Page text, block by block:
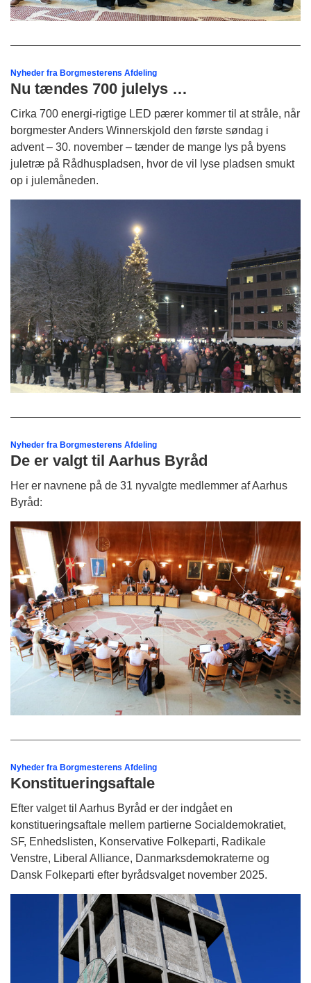
Nyheder fra Borgmesterens Afdeling
Nu tændes 700 julelys …
Cirka 700 energi-rigtige LED pærer kommer til at stråle, når
borgmester Anders Winnerskjold den første søndag i
advent – 30. november – tænder de mange lys på byens
juletræ på Rådhuspladsen, hvor de vil lyse pladsen smukt
op i julemåneden.
Nyheder fra Borgmesterens Afdeling
De er valgt til Aarhus Byråd
Her er navnene på de 31 nyvalgte medlemmer af Aarhus
Byråd:
Nyheder fra Borgmesterens Afdeling
Konstitueringsaftale
Efter valget til Aarhus Byråd er der indgået en
konstitueringsaftale mellem partierne Socialdemokratiet,
SF, Enhedslisten, Konservative Folkeparti, Radikale
Venstre, Liberal Alliance, Danmarksdemokraterne og
Dansk Folkeparti efter byrådsvalget november 2025.